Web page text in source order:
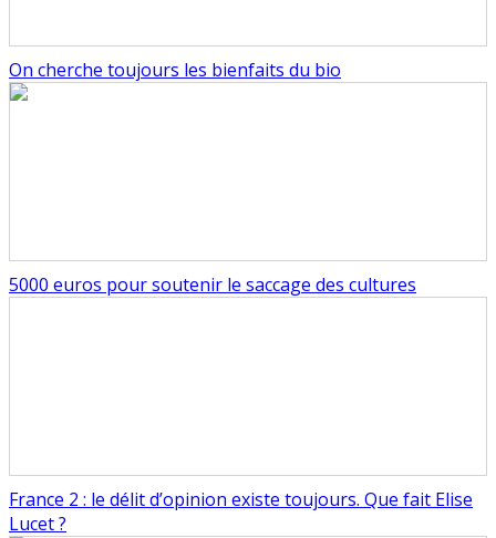
On cherche toujours les bienfaits du bio
5000 euros pour soutenir le saccage des cultures
France 2 : le délit d’opinion existe toujours. Que fait Elise
Lucet ?